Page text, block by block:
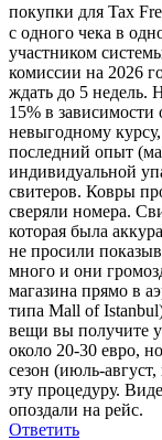
покупки для Tax
с одного чека в
участником
комиссии на 2026
ждать до 5 недель.
15% в
невыгодному
последний опыт
индивидуальной
свитеров. Ковры
сверяли номера.
которая была
не просили
много и они
магазина прямо в
типа Mall of
вещи вы получите
около 20-30 евро,
сезон (июль-
эту процедуру.
опоздали на рейс.
Ответить